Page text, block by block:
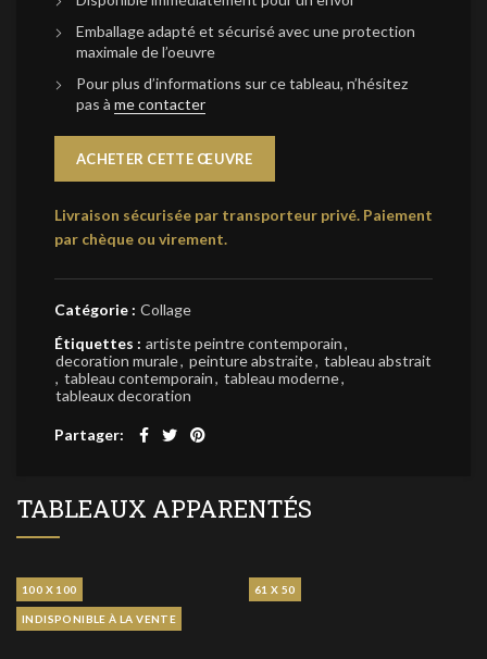
Emballage adapté et sécurisé avec une protection
maximale de l’oeuvre
Pour plus d’informations sur ce tableau, n’hésitez
pas à me contacter
ACHETER CETTE ŒUVRE
Livraison sécurisée par transporteur privé. Paiement
par chèque ou virement.
Catégorie : Collage
Étiquettes : artiste peintre contemporain,
decoration murale, peinture abstraite, tableau abstrait
, tableau contemporain, tableau moderne,
tableaux decoration
Partager
TABLEAUX APPARENTÉS
100 X 100
INDISPONIBLE À LA VENTE
61 X 50